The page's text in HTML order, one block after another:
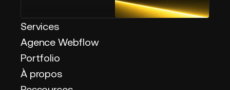
Services
Agence Webflow
Portfolio
À propos